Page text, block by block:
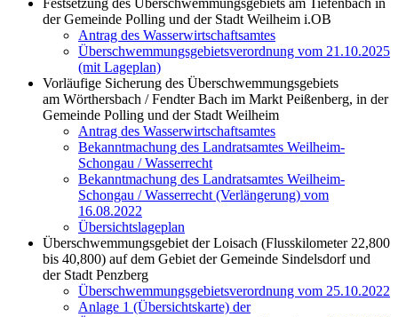
Festsetzung des Überschwemmungsgebiets am Tiefenbach in
der Gemeinde Polling und der Stadt Weilheim i.OB
Antrag des Wasserwirtschaftsamtes
Überschwemmungsgebietsverordnung vom 21.10.2025
(mit Lageplan)
Vorläufige Sicherung des Überschwemmungsgebiets
am Wörthersbach / Fendter Bach im Markt Peißenberg, in der
Gemeinde Polling und der Stadt Weilheim
Antrag des Wasserwirtschaftsamtes
Bekanntmachung des Landratsamtes Weilheim-
Schongau / Wasserrecht
Bekanntmachung des Landratsamtes Weilheim-
Schongau / Wasserrecht (Verlängerung) vom
16.08.2022
Übersichtslageplan
Überschwemmungsgebiet der Loisach (Flusskilometer 22,800
bis 40,800) auf dem Gebiet der Gemeinde Sindelsdorf und
der Stadt Penzberg
Überschwemmungsgebietsverordnung vom 25.10.2022
Anlage 1 (Übersichtskarte) der